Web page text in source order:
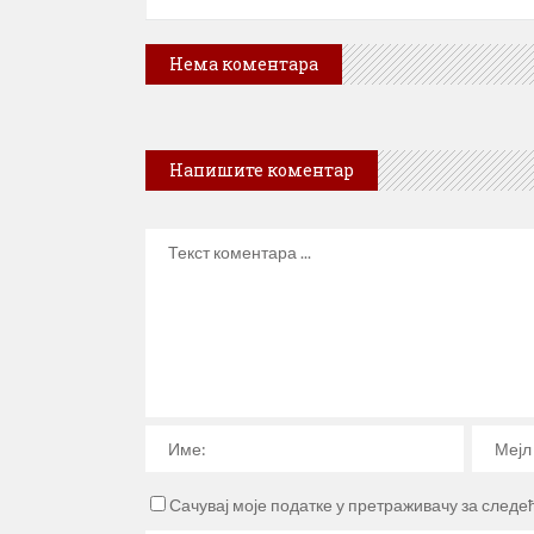
Нема коментара
Напишите коментар
Сачувај моје податке у претраживачу за